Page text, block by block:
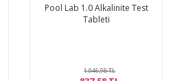
Pool Lab 1.0 Alkalinite Test
Tableti
1.046,98 TL